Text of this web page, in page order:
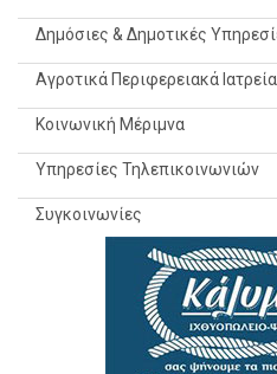
Δημόσιες & Δημοτικές
Αγροτικά Περιφερειακά Ιατρεία
Κοινωνική Μέριμνα
Υπηρεσίες Τηλεπικοινωνιών
Συγκοινωνίες